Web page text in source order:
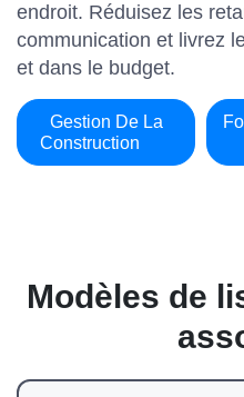
endroit. Réduisez les
communication et livrez
et dans le budget.
Gestion De La
Construction
Modèles de